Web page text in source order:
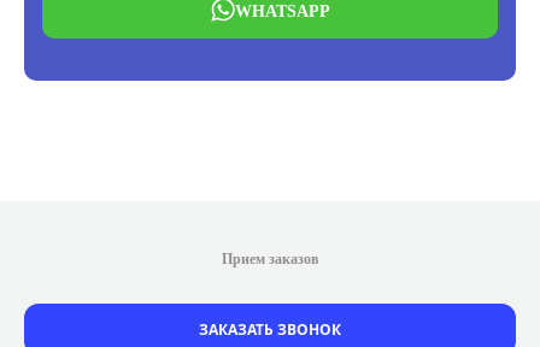
WHATSAPP
Прием заказов
ЗАКАЗАТЬ ЗВОНОК